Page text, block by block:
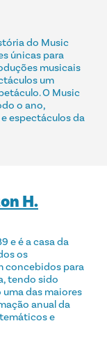
do Music
únicas para
musicais
um
O Music
o ano,
espectáculos da
H.
e é a casa da
os
concebidos para
tendo sido
das maiores
anual da
e